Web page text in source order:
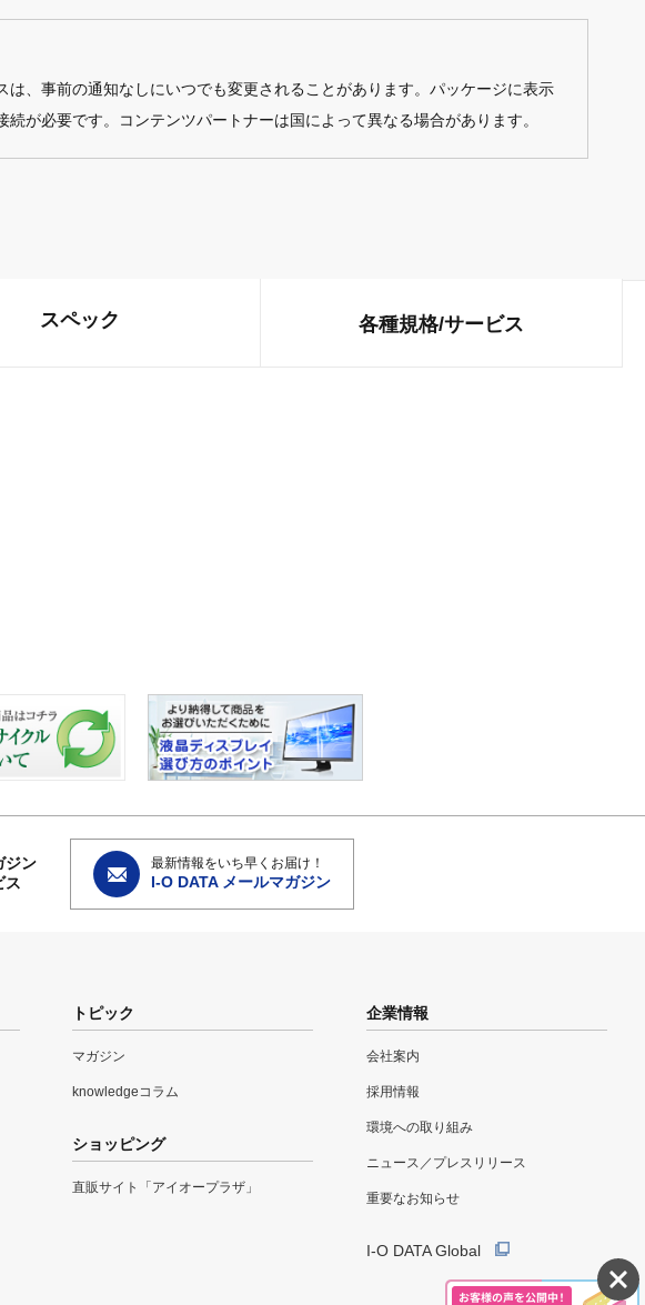
、事前の通知なしにいつでも変更されることがあります。パッケージに表示
が必要です。コンテンツパートナーは国によって異なる場合があります。
スペック 各種規格/サービス
ジン
ス
最新情報をいち早くお届け！
I-O DATA メールマガジン
トピック
マガジン
knowledgeコラム
ショッピング
直販サイト「アイオープラザ」
企業情報
会社案内
採用情報
環境への取り組み
ニュース／プレスリリース
重要なお知らせ
I-O DATA Global